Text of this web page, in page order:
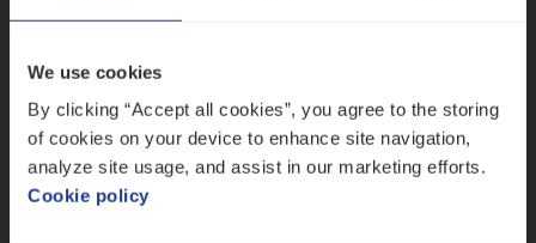
We use cookies
By clicking “Accept all cookies”, you agree to the storing
of cookies on your device to enhance site navigation,
analyze site usage, and assist in our marketing efforts.
Cookie policy